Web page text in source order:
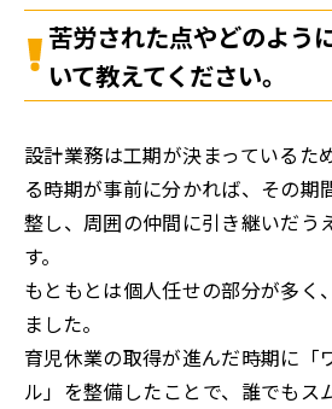
苦労された点やどのよう
いて教えてください。
設計業務は工期が決まっているた
る時期が事前に分かれば、その期
整し、周囲の仲間に引き継いだう
す。
もともとは個人任せの部分が多く
ました。
育児休業の取得が進んだ時期に「
ル」を整備したことで、誰でもス